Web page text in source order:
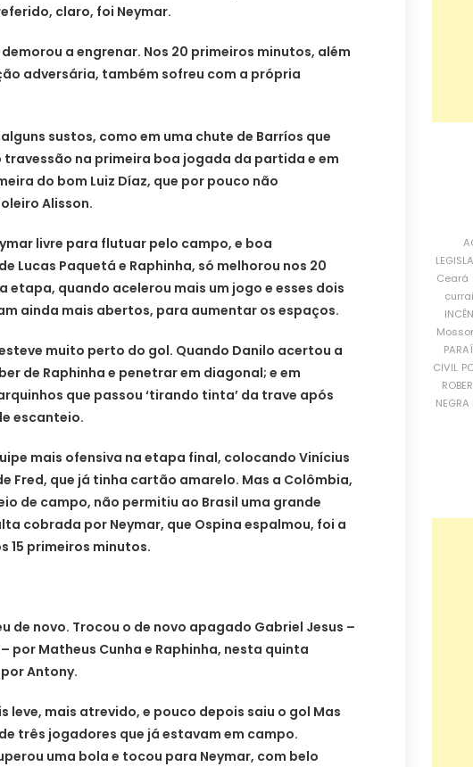
claro, foi Neymar.
a engrenar. Nos 20 primeiros minutos, além
adversária, também sofreu com a própria
sustos, como em uma chute de Barríos que
travessão na primeira boa jogada da partida e em
do bom Luiz Díaz, que por pouco não
Alisson.
livre para flutuar pelo campo, e boa
Lucas Paquetá e Raphinha, só melhorou nos 20
etapa, quando acelerou mais um jogo e esses dois
ainda mais abertos, para aumentar os espaços.
muito perto do gol. Quando Danilo acertou a
de Raphinha e penetrar em diagonal; e em
que passou ‘tirando tinta’ da trave após
escanteio.
mais ofensiva na etapa final, colocando Vinícius
Fred, que já tinha cartão amarelo. Mas a Colômbia,
de campo, não permitiu ao Brasil uma grande
cobrada por Neymar, que Ospina espalmou, foi a
15 primeiros minutos.
de novo. Trocou o de novo apagado Gabriel Jesus –
por Matheus Cunha e Raphinha, nesta quinta
Antony.
leve, mais atrevido, e pouco depois saiu o gol Mas
três jogadores que já estavam em campo.
uma bola e tocou para Neymar, com belo
Ceará
CIVIL
NEGRA